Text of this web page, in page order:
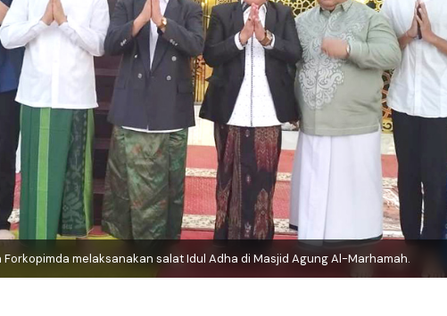
melaksanakan salat Idul Adha di Masjid Agung Al-Marhamah.